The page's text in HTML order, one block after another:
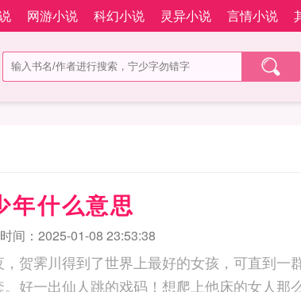
网游小说 科幻小说 灵异小说 言情小说
年什么意思
间：2025-01-08 23:53:38
贺霁川得到了世界上最好的女孩，可直到一
好一出仙人跳的戏码！想爬上他床的女人那